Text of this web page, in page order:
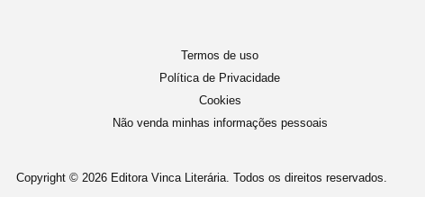
Termos de uso
Política de Privacidade
Cookies
Não venda minhas informações pessoais
Copyright © 2026 Editora Vinca Literária. Todos os direitos reservados.